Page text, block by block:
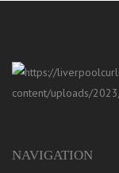
NAVIGATION